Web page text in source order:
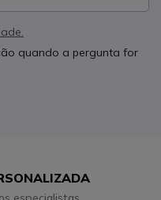
quando a pergunta for